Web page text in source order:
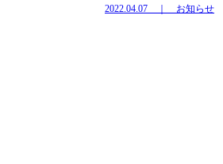
2022.04.07 ｜ お知らせ